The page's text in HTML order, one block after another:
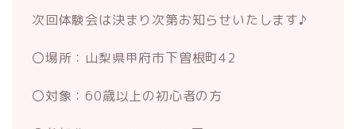
次回体験会は決まり次第お知らせいたします♪
〇場所：山梨県甲府市下曽根町42
〇対象：60歳以上の初心者の方